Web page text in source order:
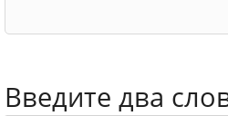
Введите два